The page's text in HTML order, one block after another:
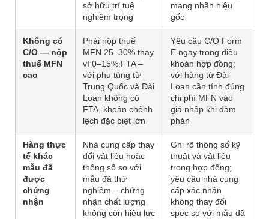
sở hữu trí tuệ
nghiêm trọng
mang nhãn hiệu
gốc
Không có
C/O — nộp
thuế MFN
cao
Phải nộp thuế
MFN 25–30% thay
vì 0–15% FTA –
với phụ tùng từ
Trung Quốc và Đài
Loan không có
FTA, khoản chênh
lệch đặc biệt lớn
Yêu cầu C/O Form
E ngay trong điều
khoản hợp đồng;
với hàng từ Đài
Loan cần tính đúng
chi phí MFN vào
giá nhập khi đàm
phán
Hàng thực
tế khác
mẫu đã
được
chứng
nhận
Nhà cung cấp thay
đổi vật liệu hoặc
thông số so với
mẫu đã thử
nghiệm – chứng
nhận chất lượng
không còn hiệu lực
Ghi rõ thông số kỹ
thuật và vật liệu
trong hợp đồng;
yêu cầu nhà cung
cấp xác nhận
không thay đổi
spec so với mẫu đã